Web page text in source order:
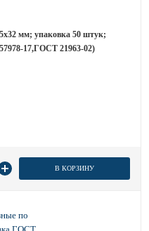
мм; упаковка 50 штук;
17,ГОСТ 21963-02)
В КОРЗИНУ